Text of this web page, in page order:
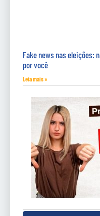
Fake news nas eleições:
por você
Leia mais »